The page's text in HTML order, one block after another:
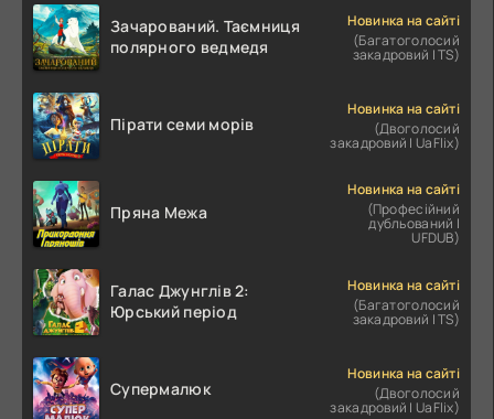
Зачарований. Таємниця
полярного ведмедя
Новинка на сайті
(Багатоголосий
закадровий | TS)
Пірати семи морів
Новинка на сайті
(Двоголосий
закадровий | UaFlix)
Пряна Межа
Новинка на сайті
(Професійний
дубльований |
UFDUB)
Галас Джунглів 2:
Юрський період
Новинка на сайті
(Багатоголосий
закадровий | TS)
Супермалюк
Новинка на сайті
(Двоголосий
закадровий | UaFlix)